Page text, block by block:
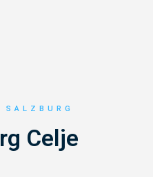
SALZBURG
Celje